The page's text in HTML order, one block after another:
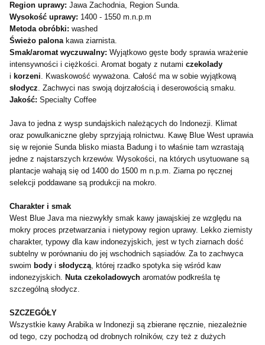
Region uprawy: Jawa Zachodnia, Region Sunda.
Wysokość uprawy: 1400 - 1550 m.n.p.m
Metoda obróbki: washed
Świeżo palona kawa ziarnista.
Smak/aromat wyczuwalny: Wyjątkowo gęste body sprawia wrażenie
intensywności i ciężkości. Aromat bogaty z nutami czekolady
i korzeni. Kwaskowość wyważona. Całość ma w sobie wyjątkową
słodycz. Zachwyci nas swoją dojrzałością i deserowością smaku.
Jakość: Specialty Coffee
Java to jedna z wysp sundajskich należących do Indonezji. Klimat
oraz powulkaniczne gleby sprzyjają rolnictwu. Kawę Blue West uprawia
się w rejonie Sunda blisko miasta Badung i to właśnie tam wzrastają
jedne z najstarszych krzewów. Wysokości, na których usytuowane są
plantacje wahają się od 1400 do 1500 m n.p.m. Ziarna po ręcznej
selekcji poddawane są produkcji na mokro.
Charakter i smak
West Blue Java ma niezwykły smak kawy jawajskiej ze względu na
mokry proces przetwarzania i nietypowy region uprawy. Lekko ziemisty
charakter, typowy dla kaw indonezyjskich, jest w tych ziarnach dość
subtelny w porównaniu do jej wschodnich sąsiadów. Za to zachwyca
swoim body i słodyczą, której rzadko spotyka się wśród kaw
indonezyjskich. Nuta czekoladowych aromatów podkreśla tę
szczególną słodycz.
SZCZEGÓŁY
Wszystkie kawy Arabika w Indonezji są zbierane ręcznie, niezależnie
od tego, czy pochodzą od drobnych rolników, czy też z dużych